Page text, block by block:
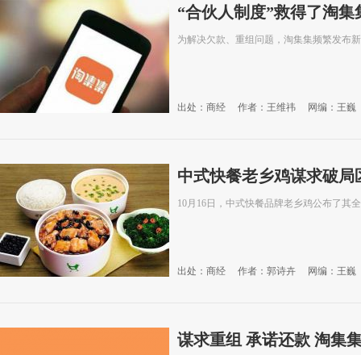
“合伙人制度”救得了淘集
为解决欠款、重组问题，淘集集频繁发布
出处：商经 作者：王维祎 网编：王巍
中式快餐老乡鸡谋求破局
10月16日，中式快餐品牌老乡鸡公布了其
出处：商经 作者：郭诗卉 网编：王巍
谋求重组 承诺还款 淘集